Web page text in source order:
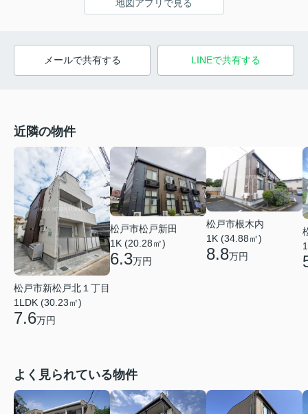
地図アプリで見る
メールで共有する LINEで共有する
近隣の物件
松戸市新松戸北１丁目
1LDK (30.23㎡)
7.6万円
松戸市松戸新田
1K (20.28㎡)
6.3万円
松戸市根木内
1K (34.88㎡)
8.8万円
よく見られている物件